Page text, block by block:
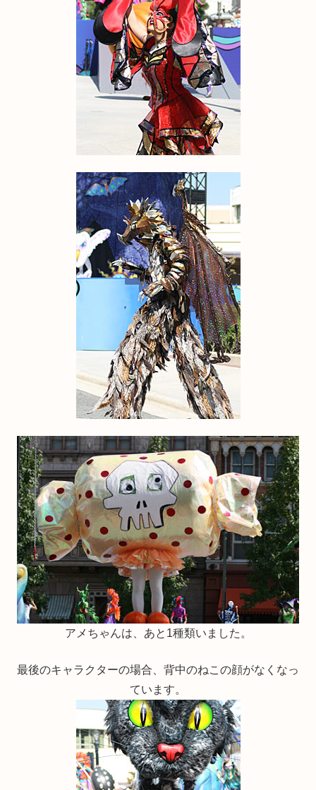
アメちゃんは、あと1種類いました。
最後のキャラクターの場合、背中のねこの顔がなくなっ
ています。